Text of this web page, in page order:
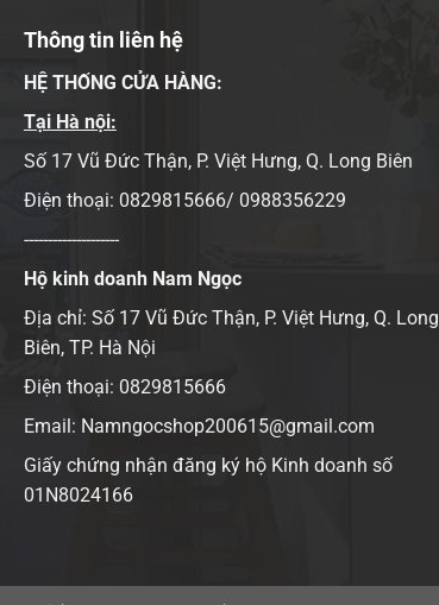
Thông tin liên hệ
HỆ THỐNG CỬA HÀNG:
Tại Hà nội:
Số 17 Vũ Đức Thận, P. Việt Hưng, Q. Long Biên
Điện thoại: 0829815666/ 0988356229
--------------------
Hộ kinh doanh Nam Ngọc
Địa chỉ: Số 17 Vũ Đức Thận, P. Việt Hưng, Q. Long
Biên, TP. Hà Nội
Điện thoại: 0829815666
Email: Namngocshop200615@gmail.com
Giấy chứng nhận đăng ký hộ Kinh doanh số
01N8024166